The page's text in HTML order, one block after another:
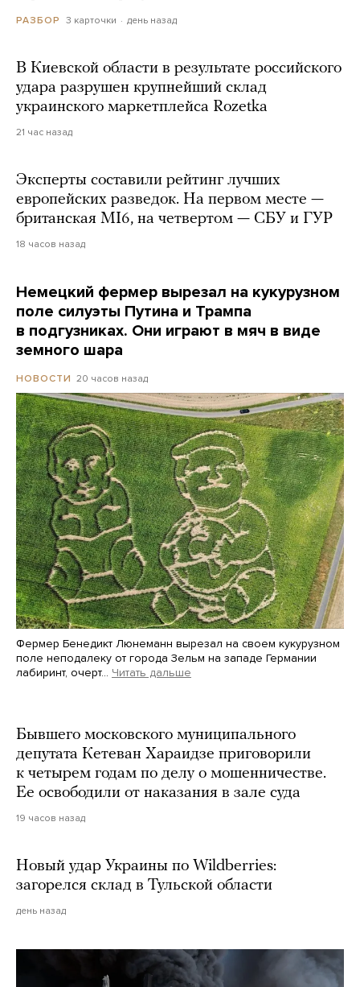
РАЗБОР 3 карточки день назад
В Киевской области в результате российского
удара разрушен крупнейший склад
украинского маркетплейса Rozetka
21 час назад
Эксперты составили рейтинг лучших
европейских разведок. На первом месте —
британская MI6, на четвертом — СБУ и ГУР
18 часов назад
Немецкий фермер вырезал на кукурузном
поле силуэты Путина и Трампа
в подгузниках. Они играют в мяч в виде
земного шара
НОВОСТИ 20 часов назад
Фермер Бенедикт Люнеманн вырезал на своем кукурузном
поле неподалеку от города Зельм на западе Германии
лабиринт, очерт… Читать дальше
Бывшего московского муниципального
депутата Кетеван Хараидзе приговорили
к четырем годам по делу о мошенничестве.
Ее освободили от наказания в зале суда
19 часов назад
Новый удар Украины по Wildberries:
загорелся склад в Тульской области
день назад